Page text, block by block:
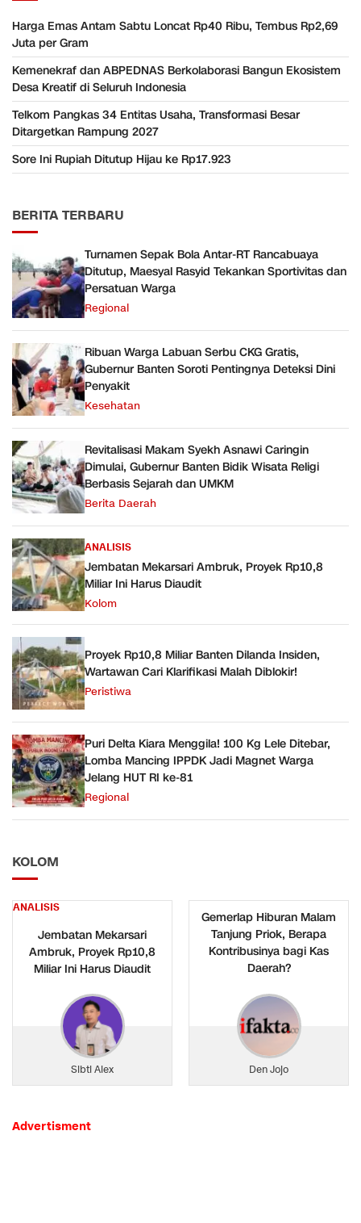
Harga Emas Antam Sabtu Loncat Rp40 Ribu, Tembus Rp2,69
Juta per Gram
Kemenekraf dan ABPEDNAS Berkolaborasi Bangun Ekosistem
Desa Kreatif di Seluruh Indonesia
Telkom Pangkas 34 Entitas Usaha, Transformasi Besar
Ditargetkan Rampung 2027
Sore Ini Rupiah Ditutup Hijau ke Rp17.923
BERITA TERBARU
Turnamen Sepak Bola Antar-RT Rancabuaya
Ditutup, Maesyal Rasyid Tekankan Sportivitas dan
Persatuan Warga
Regional
Ribuan Warga Labuan Serbu CKG Gratis,
Gubernur Banten Soroti Pentingnya Deteksi Dini
Penyakit
Kesehatan
Revitalisasi Makam Syekh Asnawi Caringin
Dimulai, Gubernur Banten Bidik Wisata Religi
Berbasis Sejarah dan UMKM
Berita Daerah
ANALISIS
Jembatan Mekarsari Ambruk, Proyek Rp10,8
Miliar Ini Harus Diaudit
Kolom
Proyek Rp10,8 Miliar Banten Dilanda Insiden,
Wartawan Cari Klarifikasi Malah Diblokir!
Peristiwa
Puri Delta Kiara Menggila! 100 Kg Lele Ditebar,
Lomba Mancing IPPDK Jadi Magnet Warga
Jelang HUT RI ke-81
Regional
KOLOM
ANALISIS
Jembatan Mekarsari
Ambruk, Proyek Rp10,8
Miliar Ini Harus Diaudit
Sibti Alex
Gemerlap Hiburan Malam
Tanjung Priok, Berapa
Kontribusinya bagi Kas
Daerah?
Den Jojo
Advertisment